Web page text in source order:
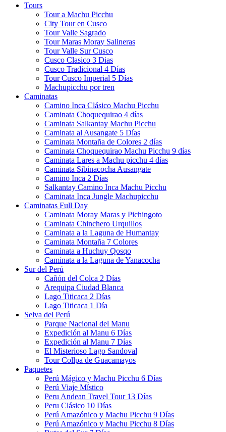
Tours
Tour a Machu Picchu
City Tour en Cusco
Tour Valle Sagrado
Tour Maras Moray Salineras
Tour Valle Sur Cusco
Cusco Clasico 3 Dias
Cusco Tradicional 4 Días
Tour Cusco Imperial 5 Días
Machupicchu por tren
Caminatas
Camino Inca Clásico Machu Picchu
Caminata Choquequirao 4 días
Caminata Salkantay Machu Picchu
Caminata al Ausangate 5 Días
Caminata Montaña de Colores 2 días
Caminata Choquequirao Machu Picchu 9 días
Caminata Lares a Machu picchu 4 días
Caminata Sibinacocha Ausangate
Camino Inca 2 Días
Salkantay Camino Inca Machu Picchu
Caminata Inca Jungle Machupicchu
Caminatas Full Day
Caminata Moray Maras y Pichingoto
Caminata Chinchero Urquillos
Caminata a la Laguna de Humantay
Caminata Montaña 7 Colores
Caminata a Huchuy Qosqo
Caminata a la Laguna de Yanacocha
Sur del Perú
Cañón del Colca 2 Días
Arequipa Ciudad Blanca
Lago Titicaca 2 Días
Lago Titicaca 1 Día
Selva del Perú
Parque Nacional del Manu
Expedición al Manu 6 Días
Expedición al Manu 7 Días
El Misterioso Lago Sandoval
Tour Collpa de Guacamayos
Paquetes
Perú Mágico y Machu Picchu 6 Días
Perú Viaje Místico
Peru Andean Travel Tour 13 Días
Peru Clásico 10 Días
Perú Amazónico y Machu Picchu 9 Días
Perú Amazónico y Machu Picchu 8 Días